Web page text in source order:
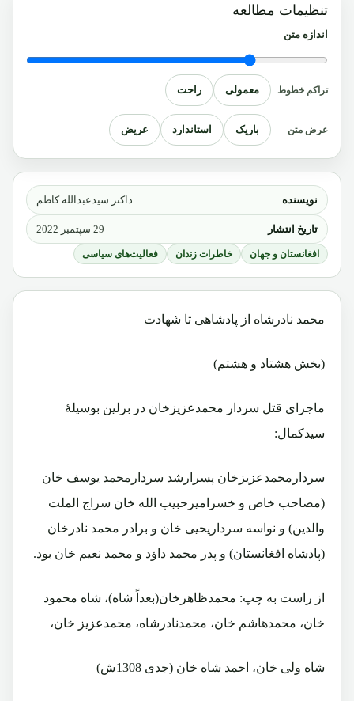
نویسنده داکتر سیدعبدالله کاظم
تاریخ انتشار 29 سپتمبر 2022
افغانستان و جهان خاطرات زندان فعالیت‌های سیاسی
محمد نادرشاه از پادشاهی تا شهادت
(بخش هشتاد و هشتم)
ماجرای قتل سردار محمدعزیزخان در برلین بوسیلۀ
سیدکمال:
سردارمحمدعزیزخان پسرارشد سردارمحمد یوسف خان
(مصاحب خاص و خسرامیرحبیب الله خان سراج الملت
والدین) و نواسه سرداریحیی خان و برادر محمد نادرخان
(پادشاه افغانستان) و پدر محمد داؤد و محمد نعیم خان بود.
از راست به چپ: محمدظاهرخان(بعداً شاه)، شاه محمود
خان، محمدهاشم خان، محمدنادرشاه، محمدعزیز خان،
شاه ولی خان، احمد شاه خان (جدی 1308ش)
تنظیمات مطالعه
اندازه متن
تراکم خطوط معمولی راحت
عرض متن باریک استاندارد عریض